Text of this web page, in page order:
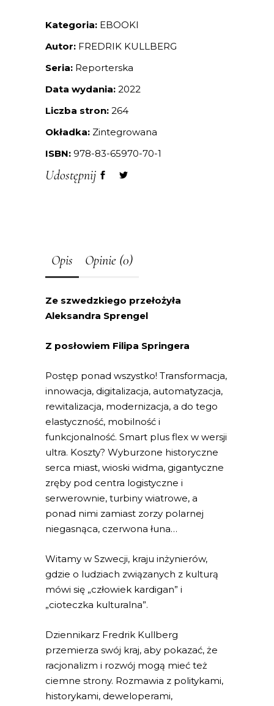
Kategoria: EBOOKI
Autor: FREDRIK KULLBERG
Seria: Reporterska
Data wydania: 2022
Liczba stron: 264
Okładka: Zintegrowana
ISBN: 978-83-65970-70-1
Udostępnij
Opis Opinie (0)
Ze szwedzkiego przełożyła
Aleksandra Sprengel
Z posłowiem Filipa Springera
Postęp ponad wszystko! Transformacja,
innowacja, digitalizacja, automatyzacja,
rewitalizacja, modernizacja, a do tego
elastyczność, mobilność i
funkcjonalność. Smart plus flex w wersji
ultra. Koszty? Wyburzone historyczne
serca miast, wioski widma, gigantyczne
zręby pod centra logistyczne i
serwerownie, turbiny wiatrowe, a
ponad nimi zamiast zorzy polarnej
niegasnąca, czerwona łuna…
Witamy w Szwecji, kraju inżynierów,
gdzie o ludziach związanych z kulturą
mówi się „człowiek kardigan” i
„cioteczka kulturalna”.
Dziennikarz Fredrik Kullberg
przemierza swój kraj, aby pokazać, że
racjonalizm i rozwój mogą mieć też
ciemne strony. Rozmawia z politykami,
historykami, deweloperami,